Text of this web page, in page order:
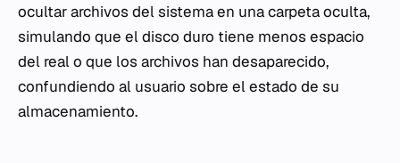
ocultar archivos del sistema en una carpeta oculta,
simulando que el disco duro tiene menos espacio
del real o que los archivos han desaparecido,
confundiendo al usuario sobre el estado de su
almacenamiento.